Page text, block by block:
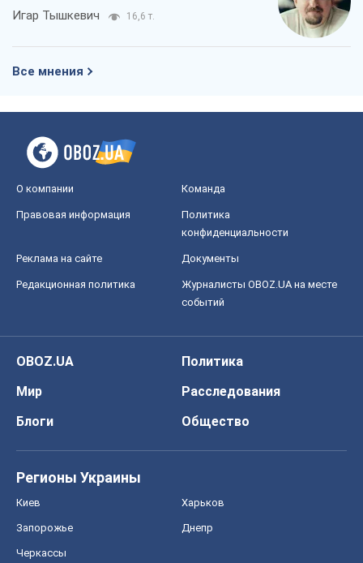
Игар Тышкевич 16,6 т.
Все мнения
О компании Команда
Правовая информация
Политика
конфиденциальности
Реклама на сайте Документы
Редакционная политика
Журналисты OBOZ.UA на месте
событий
OBOZ.UA
Политика
Мир
Расследования
Блоги
Общество
Регионы Украины
Киев Харьков
Запорожье Днепр
Черкассы